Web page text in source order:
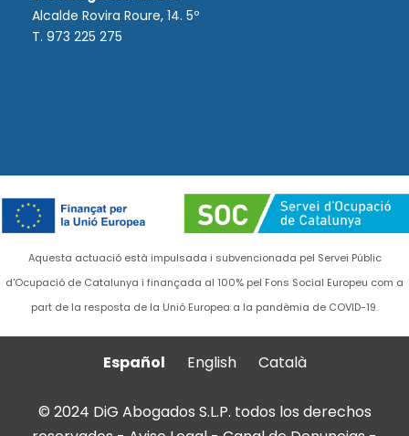
Alcalde Rovira Roure, 14. 5º
T. 973 225 275
Aquesta actuació està impulsada i subvencionada pel Servei Públic
d'Ocupació de Catalunya i finançada al 100% pel Fons Social Europeu com a
part de la resposta de la Unió Europea a la pandèmia de COVID-19.
Español English Català
© 2024 DiG Abogados S.L.P. todos los derechos